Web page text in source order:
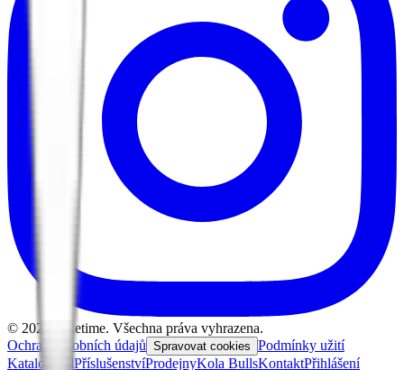
© 2026
Biketime. Všechna práva vyhrazena.
Ochrana osobních údajů Spravovat cookies Podmínky užití
Katalog kolPříslušenstvíProdejnyKola BullsKontaktPřihlášení